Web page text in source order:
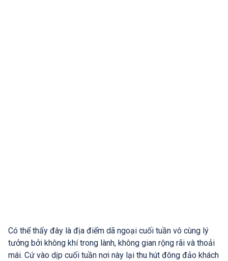
Có thể thấy đây là địa điểm dã ngoại cuối tuần vô cùng lý
tưởng bởi không khí trong lành, không gian rộng rãi và thoải
mái. Cứ vào dịp cuối tuần nơi này lại thu hút đông đảo khách